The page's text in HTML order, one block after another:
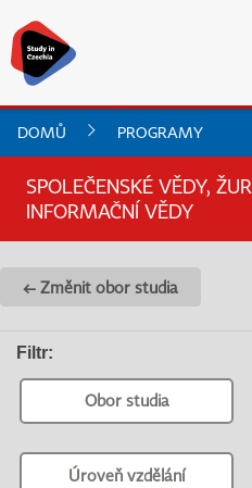
DOMŮ PROGRAMY
SPOLEČENSKÉ VĚDY,
INFORMAČNÍ VĚDY
← Změnit obor studia
Filtr:
Obor studia
Úroveň vzdělání